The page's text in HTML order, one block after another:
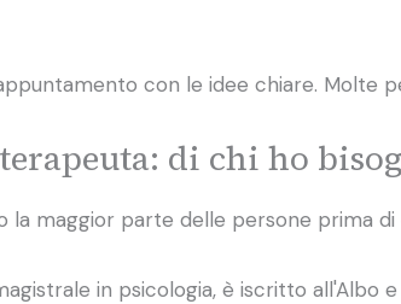
con le idee chiare. Molte
di chi ho
la maggior parte delle persone prima
in psicologia, è iscritto all'Albo